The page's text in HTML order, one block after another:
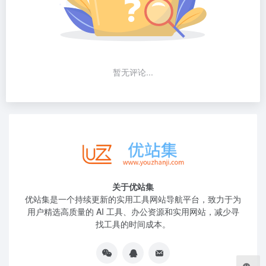
暂无评论...
关于优站集
优站集是一个持续更新的实用工具网站导航平台，致力于为
用户精选高质量的 AI 工具、办公资源和实用网站，减少寻
找工具的时间成本。